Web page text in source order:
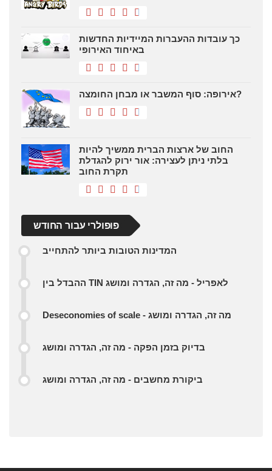
כך עובדות ההעברות המיידיות החדשות
באיחוד האירופי
אירופה: סוף המשבר או מבחן החומצה?
החוב של ארצות הברית ממשיך להיות
בלתי ניתן לעצירה: אור ירוק להגדלת
תקרת החוב
פופולרי עבור החודש
המדינות הטובות ביותר להתחייב
ההבדל בין TIN לאפריל - מה זה, הגדרה ומושג
Deseconomies of scale - מה זה, הגדרה ומושג
בדיוק בזמן הפקה - מה זה, הגדרה ומושג
ביקורת מחשבים - מה זה, הגדרה ומושג